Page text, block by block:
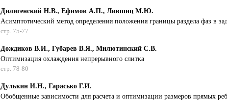
Дилигенский Н.В., Ефимов А.П., Лившиц М.Ю.
Асимптотический метод определения положения границы раздела фаз в
стр. 75-77
Дождиков В.И., Губарев В.Я., Милютинский С.В.
Оптимизация охлаждения непрерывного слитка
стр. 78-80
Дулькин И.Н., Гарасько Г.И.
Обобщенные зависимости для расчета и оптимизации размеров прямых